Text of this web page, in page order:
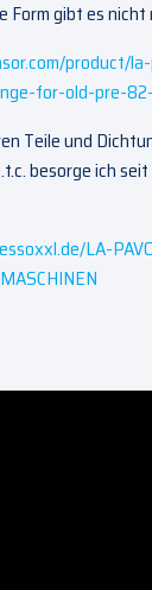
Form gibt es
product/
for-old-pre-
Teile und
besorge ich
LA-